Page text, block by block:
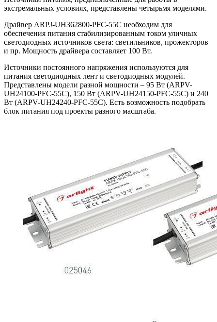
экстремальных условиях, представлены четырьмя моделями.
Драйвер ARPJ-UH362800-PFC-55C необходим для
обеспечения питания стабилизированным током уличных
светодиодных источников света: светильников, прожекторов
и пр. Мощность драйвера составляет 100 Вт.
Источники постоянного напряжения используются для
питания светодиодных лент и светодиодных модулей.
Представлены модели разной мощности – 95 Вт (ARPV-
UH24100-PFC-55C), 150 Вт (ARPV-UH24150-PFC-55C) и 240
Вт (ARPV-UH24240-PFC-55C). Есть возможность подобрать
блок питания под проекты разного масштаба.